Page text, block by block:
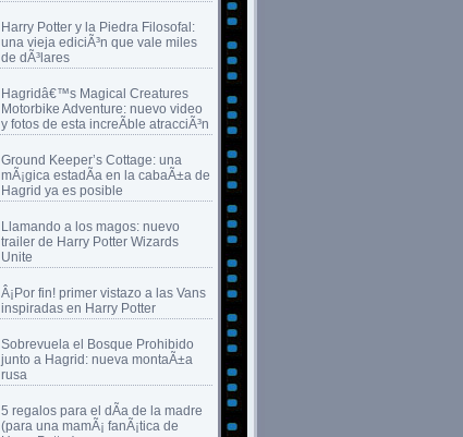
Harry Potter y la Piedra Filosofal:
una vieja ediciÃ³n que vale miles
de dÃ³lares
Hagridâ€™s Magical Creatures
Motorbike Adventure: nuevo video
y fotos de esta increÃ­ble atracciÃ³n
Ground Keeper’s Cottage: una
mÃ¡gica estadÃ­a en la cabaÃ±a de
Hagrid ya es posible
Llamando a los magos: nuevo
trailer de Harry Potter Wizards
Unite
Â¡Por fin! primer vistazo a las Vans
inspiradas en Harry Potter
Sobrevuela el Bosque Prohibido
junto a Hagrid: nueva montaÃ±a
rusa
5 regalos para el dÃ­a de la madre
(para una mamÃ¡ fanÃ¡tica de